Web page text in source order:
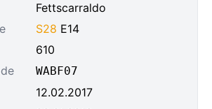
Fettscarraldo
S28 E14
610
WABF07
12.02.2017